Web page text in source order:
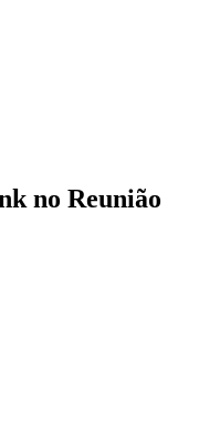
no Reunião